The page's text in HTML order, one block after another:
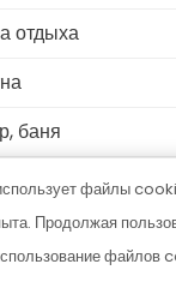
отдыха
баня
файлы
Продолжая
файлов